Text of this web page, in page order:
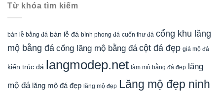
Từ khóa tìm kiếm
bàn lễ bằng đá bàn lễ đá bình phong đá cuốn thư đá cổng khu lăng
mộ bằng đá cổng lăng mộ bằng đá cột đá đẹp giá mộ đá
kiến trúc đá langmodep.net làm mộ bằng đá đẹp lăng
mộ đá lăng mộ đá đẹp lăng mộ đẹp Lăng mộ đẹp ninh